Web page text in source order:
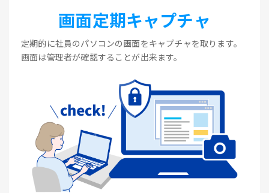
画面定期キャプチャ
定期的に社員のパソコンの画面をキャプチャを取ります。
画面は管理者が確認することが出来ます。